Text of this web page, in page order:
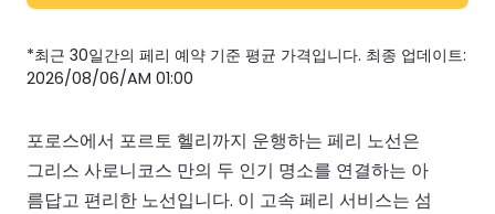
*최근 30일간의 페리 예약 기준 평균 가격입니다. 최종 업데이트:
2026/08/06/AM 01:00
포로스에서 포르토 헬리까지 운행하는 페리 노선은
그리스 사로니코스 만의 두 인기 명소를 연결하는 아
름답고 편리한 노선입니다. 이 고속 페리 서비스는 섬